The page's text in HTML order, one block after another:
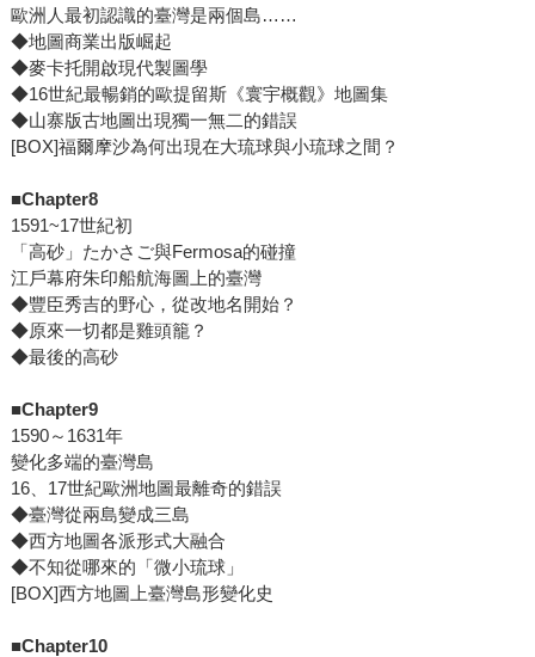
歐洲人最初認識的臺灣是兩個島……
◆地圖商業出版崛起
◆麥卡托開啟現代製圖學
◆16世紀最暢銷的歐提留斯《寰宇概觀》地圖集
◆山寨版古地圖出現獨一無二的錯誤
[BOX]福爾摩沙為何出現在大琉球與小琉球之間？
■Chapter8
1591~17世紀初
「高砂」たかさご與Fermosa的碰撞
江戶幕府朱印船航海圖上的臺灣
◆豐臣秀吉的野心，從改地名開始？
◆原來一切都是雞頭籠？
◆最後的高砂
■Chapter9
1590～1631年
變化多端的臺灣島
16、17世紀歐洲地圖最離奇的錯誤
◆臺灣從兩島變成三島
◆西方地圖各派形式大融合
◆不知從哪來的「微小琉球」
[BOX]西方地圖上臺灣島形變化史
■Chapter10